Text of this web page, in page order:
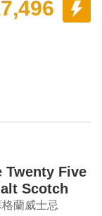
Twenty Five
Scotch
蘭威士忌